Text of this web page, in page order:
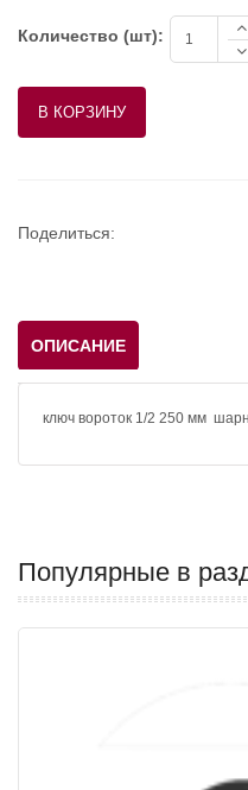
Количество (шт):
Поделиться:
ОПИСАНИЕ
ключ вороток 1/2 250 мм
Популярные в